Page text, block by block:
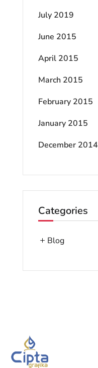
July 2019
June 2015
April 2015
March 2015
February 2015
January 2015
December 2014
Categories
Blog